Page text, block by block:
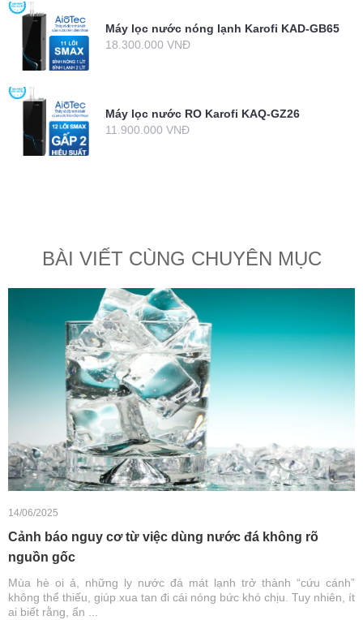
Máy lọc nước nóng lạnh Karofi KAD-GB65
18.300.000 VNĐ
Máy lọc nước RO Karofi KAQ-GZ26
11.900.000 VNĐ
BÀI VIẾT CÙNG CHUYÊN MỤC
14/06/2025
Cảnh báo nguy cơ từ việc dùng nước đá không rõ
nguồn gốc
Mùa hè oi ả, những ly nước đá mát lạnh trở thành “cứu cánh”
không thể thiếu, giúp xua tan đi cái nóng bức khó chịu. Tuy nhiên, ít
ai biết rằng, ẩn ...